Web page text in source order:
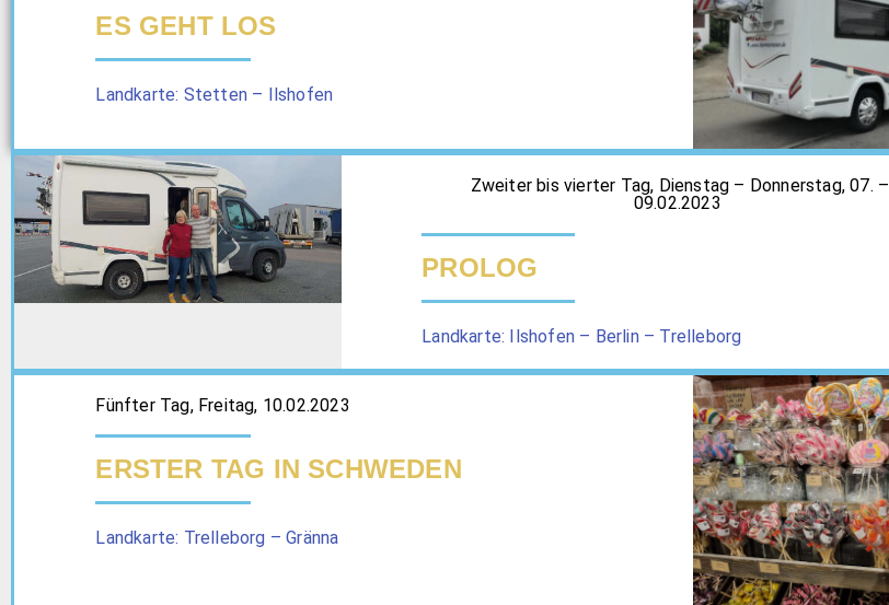
ES GEHT LOS
Landkarte: Stetten – Ilshofen
Zweiter bis vierter Tag, Dienstag – Donnerstag, 07. –
09.02.2023
PROLOG
Landkarte: Ilshofen – Berlin – Trelleborg
Fünfter Tag, Freitag, 10.02.2023
ERSTER TAG IN SCHWEDEN
Landkarte: Trelleborg – Gränna